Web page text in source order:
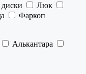
Люк
Фаркоп
Алькантара